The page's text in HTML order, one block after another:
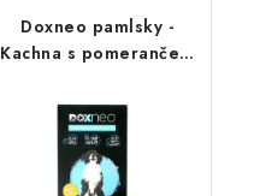
Doxneo pamlsky -
Kachna s pomerančem